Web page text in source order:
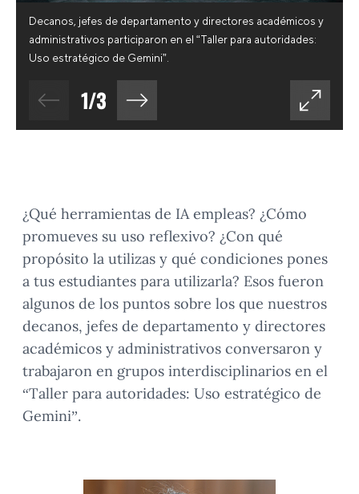
Decanos, jefes de departamento y directores académicos y
administrativos participaron en el “Taller para autoridades:
Uso estratégico de Gemini”.
1/3
¿Qué herramientas de IA empleas? ¿Cómo
promueves su uso reflexivo? ¿Con qué
propósito la utilizas y qué condiciones pones
a tus estudiantes para utilizarla? Esos fueron
algunos de los puntos sobre los que nuestros
decanos, jefes de departamento y directores
académicos y administrativos conversaron y
trabajaron en grupos interdisciplinarios en el
“Taller para autoridades: Uso estratégico de
Gemini”.